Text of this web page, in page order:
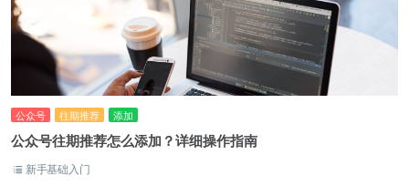
公众号 往期推荐 添加
公众号往期推荐怎么添加？详细操作指南
新手基础入门